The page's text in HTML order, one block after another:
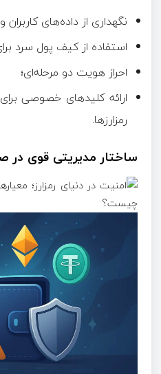
نگهداری از داده‌های
استفاده از کیف پول سرد
احراز هویت دو مرحله‌ای؛
ارائه کلیدهای خصوصی
رمزارزها.
ساختار مدیریتی قوی در